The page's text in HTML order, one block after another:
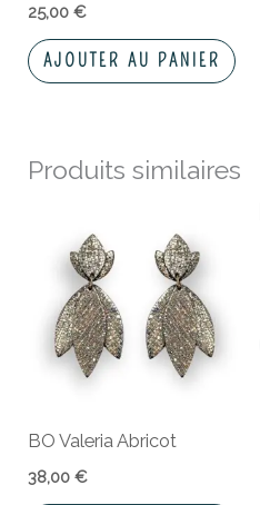
25,00€
AJOUTER AU PANIER
Produits similaires
BO Valeria Abricot
38,00€